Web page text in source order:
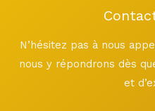
N’hésitez pas à nous
nous y répondrons dès
et